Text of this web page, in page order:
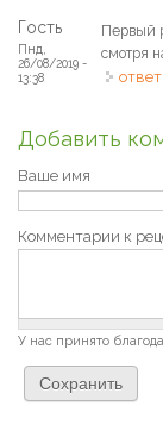
Гость
Пнд,
26/08/2019 -
13:38
Первый
смотря
Добавить
Ваше имя
Комментарии к
У нас принято